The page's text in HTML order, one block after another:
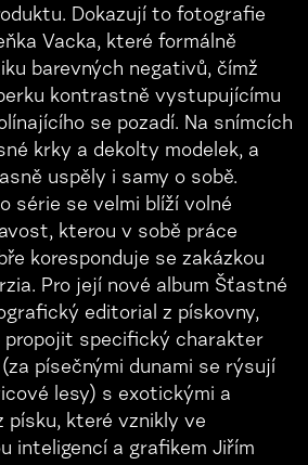
Dokazují to fotografie
Vacka, které formálně
barevných negativů, čímž
kontrastně vystupujícímu
se pozadí. Na snímcích
krky a dekolty modelek, a
uspěly i samy o sobě.
série se velmi blíží volné
kterou v sobě práce
koresponduje se zakázkou
Pro její nové album Šťastné
editorial z pískovny,
propojit specifický charakter
písečnými dunami se rýsují
lesy) s exotickými a
písku, které vznikly ve
inteligencí a grafikem Jiřím